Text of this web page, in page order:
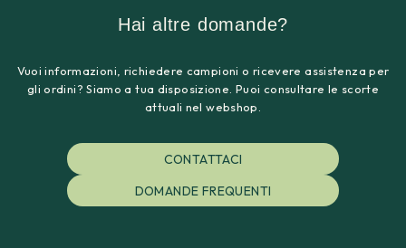
Hai altre domande?
Vuoi informazioni, richiedere campioni o ricevere assistenza per
gli ordini? Siamo a tua disposizione. Puoi consultare le scorte
attuali nel webshop.
CONTATTACI
DOMANDE FREQUENTI